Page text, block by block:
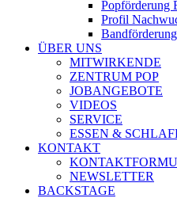
Popförderung
Profil
ÜBER UNS
MITWIRKENDE
ZENTRUM POP
JOBANGEBOTE
VIDEOS
SERVICE
ESSEN &
KONTAKT
NEWSLETTER
BACKSTAGE